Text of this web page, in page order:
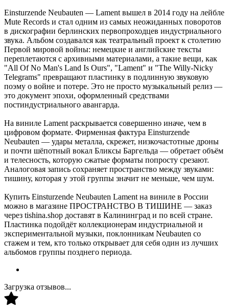
Einsturzende Neubauten — Lament вышел в 2014 году на лейбле
Mute Records и стал одним из самых неожиданных поворотов
в дискографии берлинских первопроходцев индустриального
звука. Альбом создавался как театральный проект к столетию
Первой мировой войны: немецкие и английские тексты
переплетаются с архивными материалами, а такие вещи, как
"All Of No Man's Land Is Ours", "Lament" и "The Willy-Nicky
Telegrams" превращают пластинку в подлинную звуковую
поэму о войне и потере. Это не просто музыкальный релиз —
это документ эпохи, оформленный средствами
постиндустриального авангарда.
На виниле Lament раскрывается совершенно иначе, чем в
цифровом формате. Фирменная фактура Einsturzende
Neubauten — удары металла, скрежет, низкочастотные дроны
и почти шёпотный вокал Бликсы Баргельда — обретает объём
и телесность, которую сжатые форматы попросту срезают.
Аналоговая запись сохраняет пространство между звуками:
тишину, которая у этой группы значит не меньше, чем шум.
Купить Einsturzende Neubauten Lament на виниле в России
можно в магазине ПРОСТРАНСТВО В ТИШИНЕ — заказ
через tishina.shop доставят в Калининград и по всей стране.
Пластинка подойдёт коллекционерам индустриальной и
экспериментальной музыки, поклонникам Neubauten со
стажем и тем, кто только открывает для себя один из лучших
альбомов группы позднего периода.
Загрузка отзывов...